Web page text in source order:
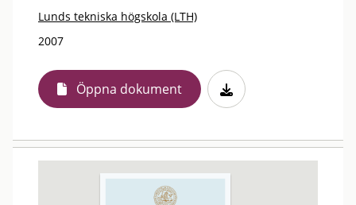
Lunds tekniska högskola (LTH)
2007
Öppna dokument